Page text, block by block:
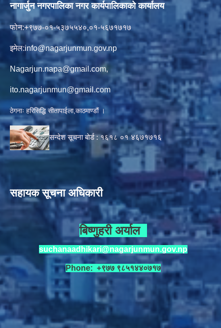
नागार्जुन नगरपालिका नगर कार्यपालिकाको कार्यालय
फोन:+९७७-०१-५३७५५४०,०१-५६७१७१७
इमेल:info@nagarjunmun.gov.np
Nagarjun.napa@gmail.com,
ito.nagarjunmun@gmail.com
ठेगनाः हरिसिद्धि सीतापाईला,काठमाण्डौं ।
सन्देश सूचना बोर्ड : १६१८ ०१४६७१७१६
सहायक सूचना अधिकारी
बिष्णुहरी अर्याल
suchanaadhikari@nagarjunmun.gov.np
Phone: +९७७ ९८५१४४०७१७